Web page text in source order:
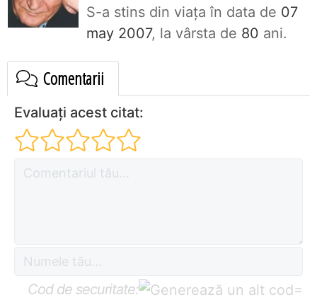
S-a stins din viaţa în data de 07
may 2007, la vârsta de 80 ani.
Comentarii
Evaluați acest citat:
Cod de securitate: =